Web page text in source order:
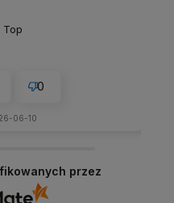
Top
0
06-10
przez